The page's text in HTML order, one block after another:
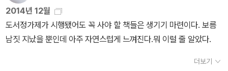
이 신지도 못할 만큼 아끼던 옥색 고무신을 빨래하러 간 사이에 엿과
바꿔 먹었기 때문이다.엿장수가 나타나자 남이는 고무신을 돌려 달라
고 따진다. 당황한 엿장수는 남이의 저고리 앞섶에 부은 벌을 잡는다.
남이를 좋아하게 된다. 엿장수는 그 마을을 떠날 줄을 모르고, 남이를
2014년 12월
도서정가제가 시행됐어도 꼭 사야 할 책들은 생기기 마련이다. 보름
남짓 지났을 뿐인데 아주 자연스럽게 느껴진다.뭐 이럴 줄 알았다.
더보기